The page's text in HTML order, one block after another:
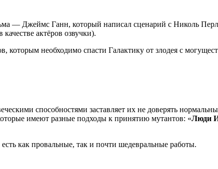
— Джеймс Ганн, который написал сценарий с Николь
актёров озвучки).
необходимо спасти Галактику от злодея с
способностями заставляет их не доверять
имеют разные подходы к принятию мутантов: «Люди
как провальные, так и почти шедевральные работы.